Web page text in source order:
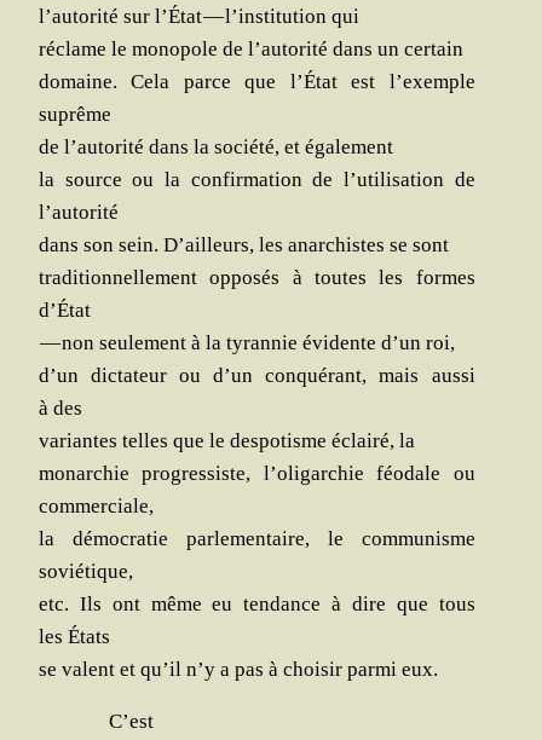
l’autorité sur l’État — l’institution qui
réclame le mono­pole de l’autorité dans un certain
domaine. Cela parce que l’État est l’exemple
suprême
de l’autorité dans la socié­té, et également
la source ou la confir­ma­tion de l’utilisation de
l’autorité
dans son sein. D’ailleurs, les anar­chistes se sont
tra­di­tion­nel­le­ment oppo­sés à toutes les formes
d’État
— non seule­ment à la tyran­nie évi­dente d’un roi,
d’un dic­ta­teur ou d’un conqué­rant, mais aus­si
à des
variantes telles que le des­po­tisme éclai­ré, la
monar­chie pro­gres­siste, l’oligarchie féo­dale ou
commerciale,
la démo­cra­tie par­le­men­taire, le com­mu­nisme
soviétique,
etc. Ils ont même eu ten­dance à dire que tous
les États
se valent et qu’il n’y a pas à choi­sir par­mi eux.
C’est